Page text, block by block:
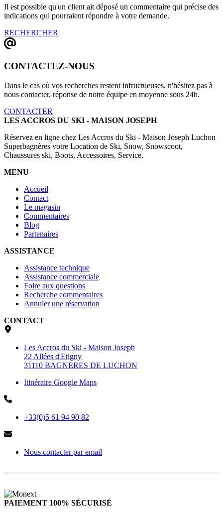
Il est possible qu'un client ait déposé un commentaire qui précise des
indications qui pourraient répondre à votre demande.
RECHERCHER
CONTACTEZ-NOUS
Dans le cas où vos recherches restent infructueuses, n'hésitez pas à
nous contacter, réponse de notre équipe en moyenne sous 24h.
CONTACTER
LES ACCROS DU SKI - MAISON JOSEPH
Réservez en ligne chez Les Accros du Ski - Maison Joseph Luchon
Superbagnères votre Location de Ski, Snow, Snowscoot,
Chaussures ski, Boots, Accessoires, Service.
MENU
Accueil
Contact
Le magasin
Commentaires
Blog
Partenaires
ASSISTANCE
Assistance technique
Assistance commerciale
Foire aux questions
Recherche commentaires
Annuler une réservation
CONTACT
Les Accros du Ski - Maison Joseph
22 Allées d'Etigny
31110 BAGNERES DE LUCHON
Itinéraire Google Maps
+33(0)5 61 94 90 82
Nous contacter par email
PAIEMENT 100% SÉCURISÉ